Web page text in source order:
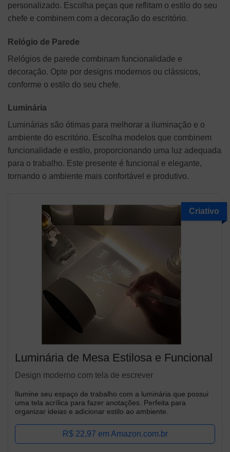
personalizado. Escolha peças que reflitam o estilo do seu
chefe e combinem com a decoração do escritório.
Relógio de Parede
Relógios de parede combinam funcionalidade e
decoração. Opte por designs modernos ou clássicos,
conforme o estilo do seu chefe.
Luminária
Luminárias são ótimas para melhorar a iluminação e o
ambiente do escritório. Escolha modelos que combinem
funcionalidade e estilo, proporcionando uma luz adequada
para o trabalho. Este presente é funcional e elegante,
tornando o ambiente mais confortável e produtivo.
Criativo
Luminária de Mesa Estilosa e Funcional
Design moderno com tela de escrever
Ilumine seu espaço de trabalho com a luminária que possui
uma tela acrílica para fazer anotações. Perfeita para
organizar ideias e adicionar estilo ao ambiente.
R$ 22,97 em Amazon.com.br